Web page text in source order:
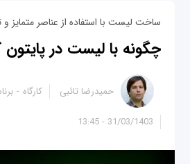
ساخت لیست با استفاده از عناصر متمایز و
چگونه با لیست در پایتون
31/03/1403 - 13:45
حمیدرضا تائبی کارگاه